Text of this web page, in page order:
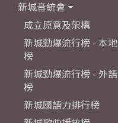
新城音統會
成立原意及架構
新城勁爆流行榜 - 本地
榜
新城勁爆流行榜 - 外語
榜
新城國語力排行榜